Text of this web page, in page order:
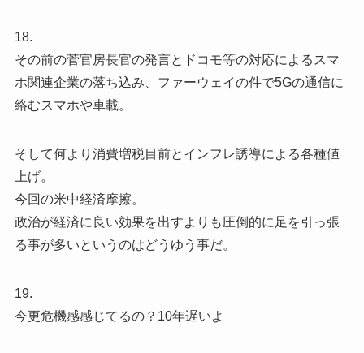
18.
その前の菅官房長官の発言とドコモ等の対応によるスマ
ホ関連企業の落ち込み、ファーウェイの件で5Gの通信に
絡むスマホや車載。
そして何より消費増税目前とインフレ誘導による各種値
上げ。
今回の米中経済摩擦。
政治が経済に良い効果を出すよりも圧倒的に足を引っ張
る事が多いというのはどうゆう事だ。
19.
今更危機感感じてるの？10年遅いよ